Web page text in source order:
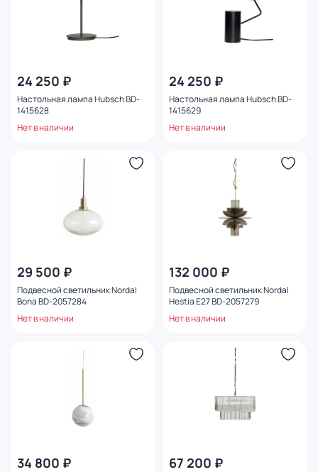
24 250 ₽
Настольная лампа Hubsch BD-
1415628
Нет в наличии
24 250 ₽
Настольная лампа Hubsch BD-
1415629
Нет в наличии
29 500 ₽
Подвесной светильник Nordal
Bona BD-2057284
Нет в наличии
132 000 ₽
Подвесной светильник Nordal
Hestia E27 BD-2057279
Нет в наличии
34 800 ₽ 67 200 ₽